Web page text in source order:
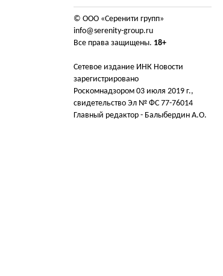
© ООО «Серенити групп»
info@serenity-group.ru
Все права защищены. 18+
Сетевое издание ИНК Новости
зарегистрировано
Роскомнадзором 03 июля 2019 г.,
свидетельство Эл № ФС 77-76014
Главный редактор - Балыбердин А.О.